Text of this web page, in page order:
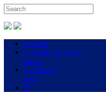
Accueil
Chercher un album
photos
Contactez-
nous
☰